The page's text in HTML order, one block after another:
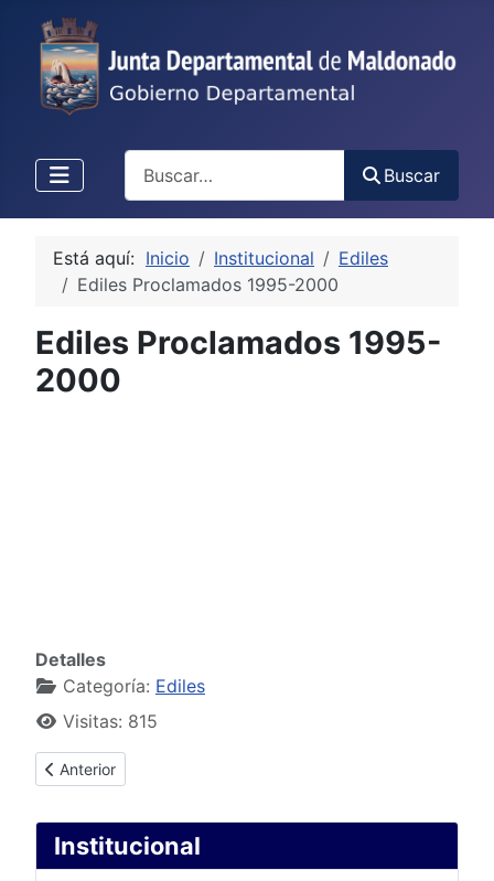
Buscar
Institucional
Está aquí: Inicio Institucional
Ediles
Ediles Proclamados 1995-2000
Ediles Proclamados 1995-
2000
Detalles
Categoría: Ediles
Visitas: 815
Artículo anterior: Ediles Proclamados 2000-2005
Anterior